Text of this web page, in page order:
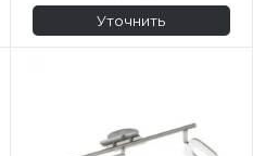
Уточнить